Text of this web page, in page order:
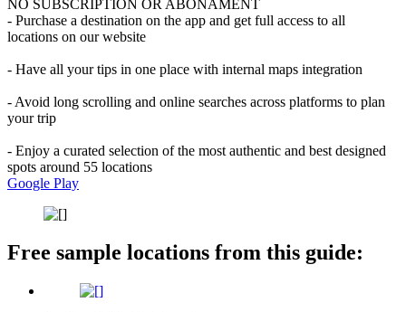
NO SUBSCRIPTION OR ABONAMENT
- Purchase a destination on the app and get full access to all
locations on our website
- Have all your tips in one place with internal maps integration
- Avoid long scrolling and online searches across platforms to plan
your trip
- Enjoy a curated selection of the most authentic and best designed
spots around 55 locations
Google Play
Free sample locations from this guide: